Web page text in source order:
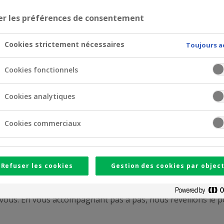
des Belges. Épargner, c’est avant tout se sentir
dort trop longtemps, vous passerez à côté
commence toujours par un vrai échange. C’est
En vous accompagnant pas à pas, nous réveillons le
les préférences de consentement
Cookies strictement nécessaires Toujours
Cookies fonctionnels
Cookies analytiques
Cookies commerciaux
Refuser les cookies Gestion des cookies par